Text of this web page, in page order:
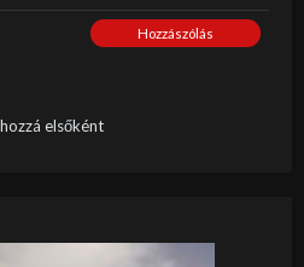
Hozzászólás
elsőként